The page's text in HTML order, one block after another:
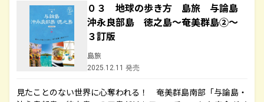
０３ 地球の歩き方 島旅 与論島
沖永良部島 徳之島～奄美群島②～
３訂版
島旅
2025.12.11 発売
見たことのない世界に心奪われる！ 奄美群島南部「与論島・